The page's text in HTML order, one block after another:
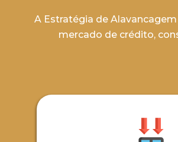
A Estratégia de
mercado de crédito,